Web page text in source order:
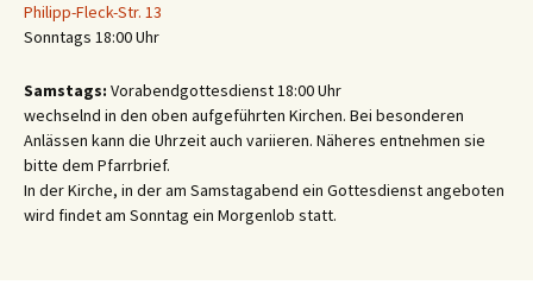
Philipp-Fleck-Str. 13
Sonntags 18:00 Uhr
Samstags: Vorabendgottesdienst 18:00 Uhr
wechselnd in den oben aufgeführten Kirchen. Bei besonderen
Anlässen kann die Uhrzeit auch variieren. Näheres entnehmen sie
bitte dem Pfarrbrief.
In der Kirche, in der am Samstagabend ein Gottesdienst angeboten
wird findet am Sonntag ein Morgenlob statt.